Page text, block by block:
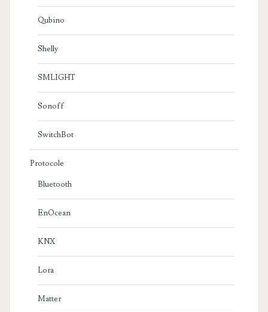
Qubino
Shelly
SMLIGHT
Sonoff
SwitchBot
Protocole
Bluetooth
EnOcean
KNX
Lora
Matter